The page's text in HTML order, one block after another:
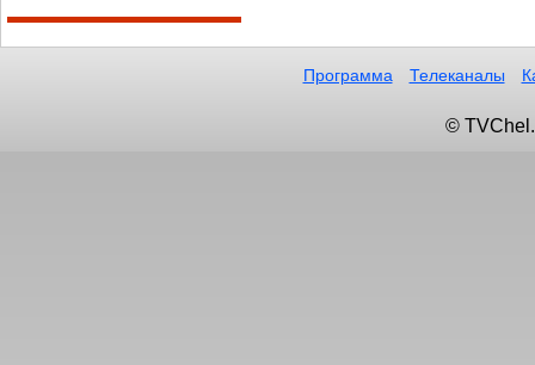
Программа Телеканалы
©